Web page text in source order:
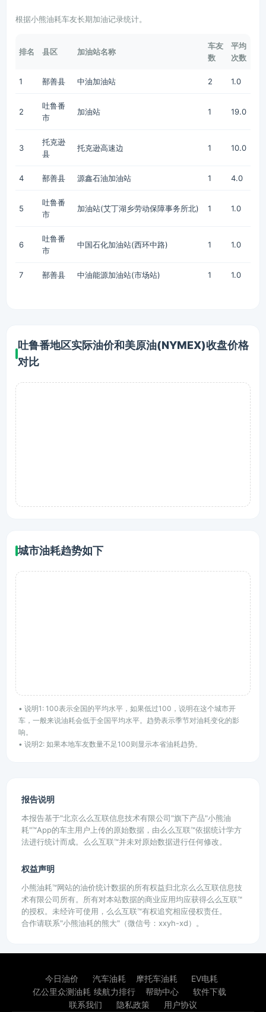
根据小熊油耗车友长期加油记录统计。
排名 县区 加油站名称
车友
数
平均
次数
1 鄯善县 中油加油站 2 1.0
2
吐鲁番
市
加油站 1 19.0
3
托克逊
县
托克逊高速边 1 10.0
4 鄯善县 源鑫石油加油站 1 4.0
5
吐鲁番
市
加油站(艾丁湖乡劳动保障事务所北) 1 1.0
6
吐鲁番
市
中国石化加油站(西环中路) 1 1.0
7 鄯善县 中油能源加油站(市场站) 1 1.0
吐鲁番地区实际油价和美原油(NYMEX)收盘价格
对比
城市油耗趋势如下
• 说明1: 100表示全国的平均水平，如果低过100，说明在这个城市开
车，一般来说油耗会低于全国平均水平。趋势表示季节对油耗变化的影
响。
• 说明2: 如果本地车友数量不足100则显示本省油耗趋势。
报告说明
本报告基于"北京么么互联信息技术有限公司"旗下产品"小熊油
耗"™App的车主用户上传的原始数据，由么么互联™依据统计学方
法进行统计而成。么么互联™并未对原始数据进行任何修改。
权益声明
小熊油耗™网站的油价统计数据的所有权益归北京么么互联信息技
术有限公司所有。所有对本站数据的商业应用均应获得么么互联™
的授权。未经许可使用，么么互联™有权追究相应侵权责任。
合作请联系"小熊油耗的熊大"（微信号：xxyh-xd）。
今日油价 汽车油耗 摩托车油耗
EV电耗
亿公里众测油耗 续航力排行 帮助中心
软件下载
联系我们
隐私政策 用户协议